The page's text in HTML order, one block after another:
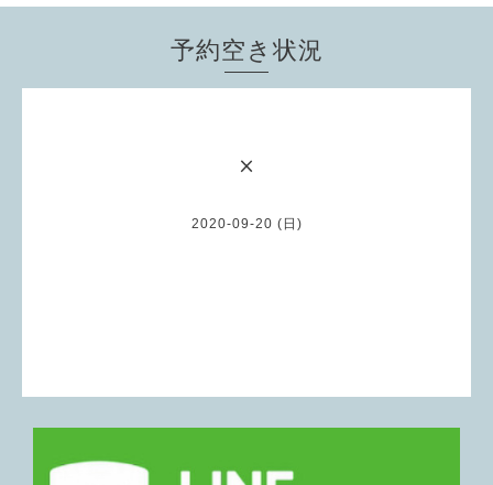
予約空き状況
×
2020-09-20 (日)